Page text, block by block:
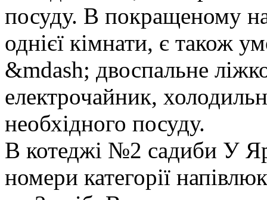
посуду. В покращеному
однієї кімнати, є також
&mdash; двоспальне
електрочайник,
необхідного посуду.
В котеджі №2 садиби У
номери категорії